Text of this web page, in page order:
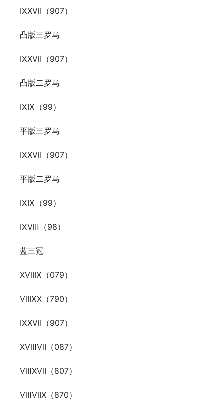
ⅨⅩⅦ（907）
凸版三罗马
ⅨⅩⅦ（907）
凸版二罗马
ⅨⅨ（99）
平版三罗马
ⅨⅩⅦ（907）
平版二罗马
ⅨⅨ（99）
ⅨⅧ（98）
蓝三冠
ⅩⅦⅨ（079）
ⅦⅨⅩ（790）
ⅨⅩⅦ（907）
ⅩⅧⅦ（087）
ⅧⅩⅦ（807）
ⅧⅦⅩ（870）